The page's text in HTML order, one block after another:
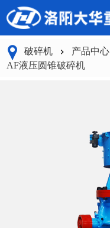
破碎机 产品中心
AF液压圆锥破碎机